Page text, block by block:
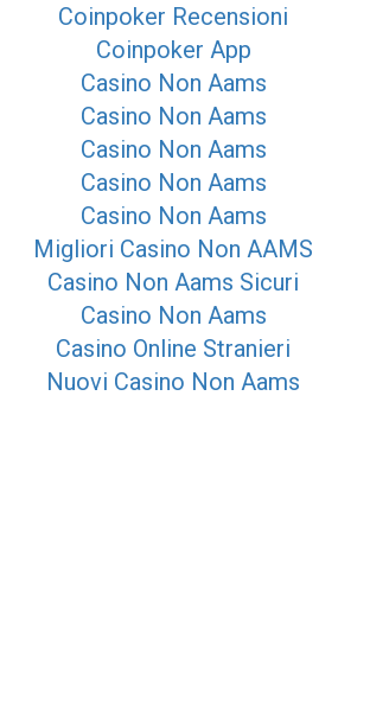
Coinpoker Recensioni
Coinpoker App
Casino Non Aams
Casino Non Aams
Casino Non Aams
Casino Non Aams
Casino Non Aams
Migliori Casino Non AAMS
Casino Non Aams Sicuri
Casino Non Aams
Casino Online Stranieri
Nuovi Casino Non Aams